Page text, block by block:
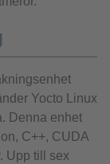
Yocto Linux
Denna enhet
C++, CUDA
Upp till sex